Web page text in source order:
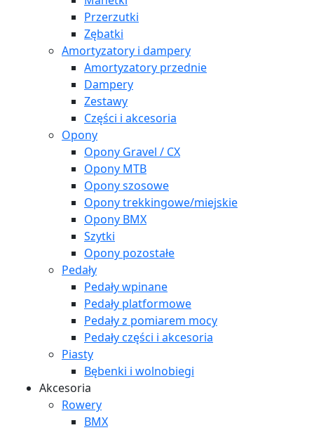
Przerzutki
Zębatki
Amortyzatory i dampery
Amortyzatory przednie
Dampery
Zestawy
Części i akcesoria
Opony
Opony Gravel / CX
Opony MTB
Opony szosowe
Opony trekkingowe/miejskie
Opony BMX
Szytki
Opony pozostałe
Pedały
Pedały wpinane
Pedały platformowe
Pedały z pomiarem mocy
Pedały części i akcesoria
Piasty
Bębenki i wolnobiegi
Akcesoria
Rowery
BMX